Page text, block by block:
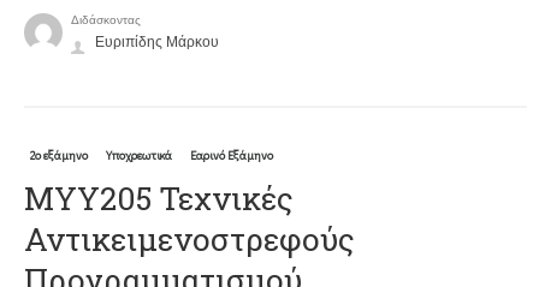
Διδάσκοντας
Ευριπίδης Μάρκου
2ο εξάμηνο Υποχρεωτικά Εαρινό Εξάμηνο
ΜΥΥ205 Τεχνικές
Αντικειμενοστρεφούς